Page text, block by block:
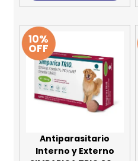
10%
OFF
Antiparasitario
Interno y Externo